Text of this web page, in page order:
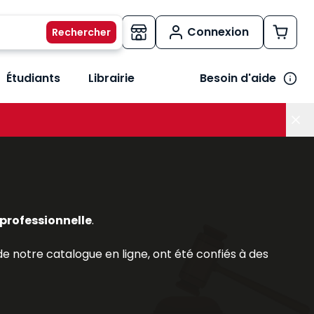
Connexion
métiers
le sous-menu Vos besoins
Étudiants Librairie Besoin d'aide
.
notre catalogue en ligne, ont été confiés à des